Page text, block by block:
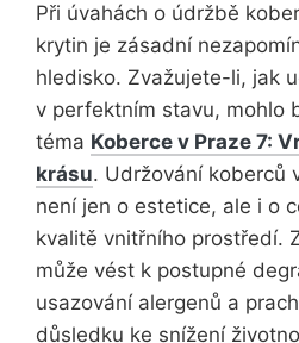
Při úvahách o údržbě
krytin je zásadní
hledisko. Zvažujete-li, jak
v perfektním stavu, mohlo
téma Koberce v Praze 7:
krásu. Udržování koberců
není jen o estetice, ale i o
kvalitě vnitřního prostředí.
může vést k postupné
usazování alergenů a
důsledku ke snížení